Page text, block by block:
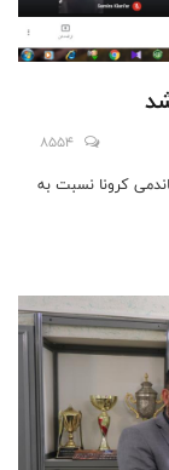
8554
کر‌ونا نسبت به